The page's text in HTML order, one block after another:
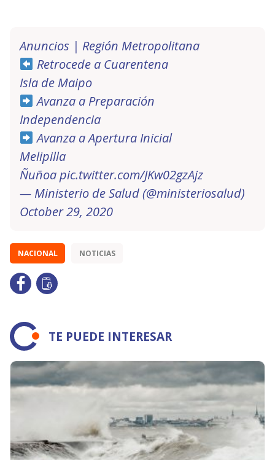
Anuncios | Región Metropolitana
Retrocede a Cuarentena
Isla de Maipo
Avanza a Preparación
Independencia
Avanza a Apertura Inicial
Melipilla
Ñuñoapic.twitter.com/JKw02gzAjz
— Ministerio de Salud (@ministeriosalud)
October 29, 2020
NACIONAL NOTICIAS
TE PUEDE INTERESAR